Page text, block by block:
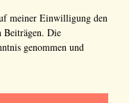
meiner Einwilligung den
Beiträgen. Die
genommen und